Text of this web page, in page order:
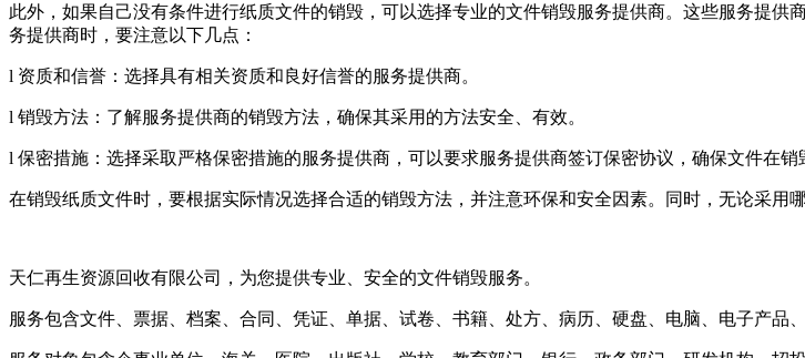
此外，如果自己没有条件进行纸质文件的销毁，可以选择专业的文件销毁服务提供商。这些服务提
务提供商时，要注意以下几点：
l 资质和信誉：选择具有相关资质和良好信誉的服务提供商。
l 销毁方法：了解服务提供商的销毁方法，确保其采用的方法安全、有效。
l 保密措施：选择采取严格保密措施的服务提供商，可以要求服务提供商签订保密协议，确保文件在销
在销毁纸质文件时，要根据实际情况选择合适的销毁方法，并注意环保和安全因素。同时，无论采用
天仁再生资源回收有限公司，为您提供专业、安全的文件销毁服务。
服务包含文件、票据、档案、合同、凭证、单据、试卷、书籍、处方、病历、硬盘、电脑、电子产品